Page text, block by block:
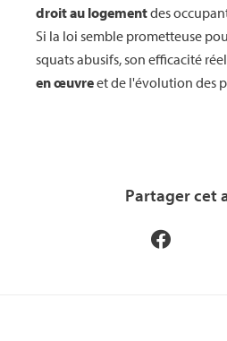
droit au logementdes
Si la loi semble prometteuse
squats abusifs, son efficacité
en œuvreet de l'évolution des
Partager cet